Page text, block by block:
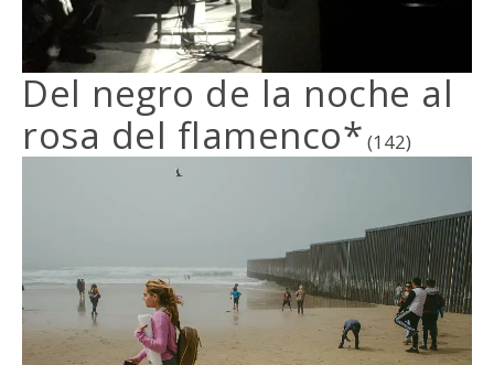
Del negro de la noche al
rosa del flamenco* (142)